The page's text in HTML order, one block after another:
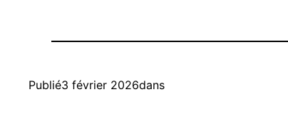
Publié3 février 2026dans